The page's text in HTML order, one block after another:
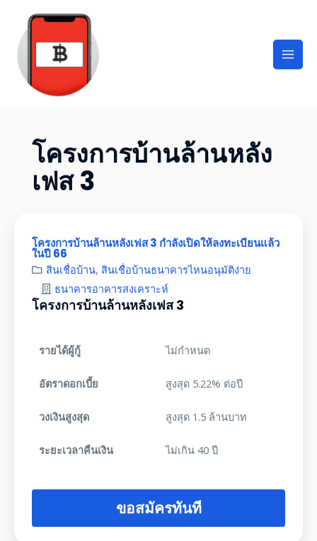
โครงการบ้านล้านหลัง
เฟส 3
โครงการบ้านล้านหลังเฟส 3 กำลังเปิดให้ลงทะเบียนแล้ว
ในปี 66
สินเชื่อบ้าน, สินเชื่อบ้านธนาคารไหนอนุมัติง่าย
ธนาคารอาคารสงเคราะห์
โครงการบ้านล้านหลังเฟส 3
รายได้ผู้กู้ ไม่กำหนด
อัตราดอกเบี้ย สูงสุด 5.22% ต่อปี
วงเงินสูงสุด สูงสุด 1.5 ล้านบาท
ระยะเวลาคืนเงิน ไม่เกิน 40 ปี
ขอสมัครทันที